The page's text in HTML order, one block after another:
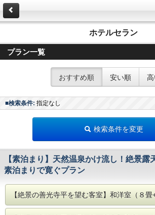
ホテルセラン
プラン一覧
おすすめ順 安い順
■検索条件: 指定なし
検索条件を変更
【素泊まり】天然温泉かけ流し！絶景露
素泊まりで寛ぐプラン
【絶景の善光寺平を望む客室】和洋室（８